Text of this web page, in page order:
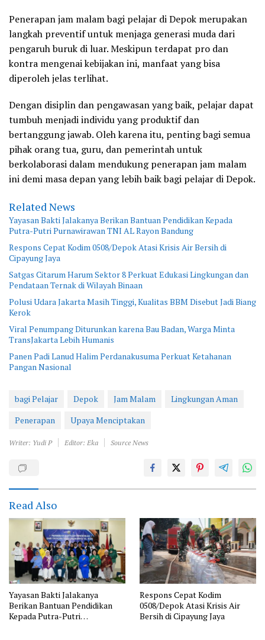
Penerapan jam malam bagi pelajar di Depok merupakan
langkah preventif untuk menjaga generasi muda dari
pengaruh buruk di luar. Meskipun terdapat pro dan
kontra mengenai kebijakan ini, manfaat yang bisa
diperoleh jelas terlihat.
Dengan disiplin dan pengawasan yang baik, pelajar dapat
tumbuh menjadi individu yang produktif dan
bertanggung jawab. Oleh karena itu, penting bagi semua
pihak orang tua, guru, dan pemerintah untuk
berkolaborasi dalam mendukung penerapan jam malam
ini demi masa depan yang lebih baik bagi pelajar di Depok.
Related News
Yayasan Bakti Jalakanya Berikan Bantuan Pendidikan Kepada
Putra-Putri Purnawirawan TNI AL Rayon Bandung
Respons Cepat Kodim 0508/Depok Atasi Krisis Air Bersih di
Cipayung Jaya
Satgas Citarum Harum Sektor 8 Perkuat Edukasi Lingkungan dan
Pendataan Ternak di Wilayah Binaan
Polusi Udara Jakarta Masih Tinggi, Kualitas BBM Disebut Jadi Biang
Kerok
Viral Penumpang Diturunkan karena Bau Badan, Warga Minta
TransJakarta Lebih Humanis
Panen Padi Lanud Halim Perdanakusuma Perkuat Ketahanan
Pangan Nasional
bagi Pelajar Depok Jam Malam
Lingkungan Aman
Penerapan
Upaya Menciptakan
Writer: Yudi P Editor: Eka Source News
Read Also
Yayasan Bakti Jalakanya
Berikan Bantuan Pendidikan
Kepada Putra-Putri
Respons Cepat Kodim
0508/Depok Atasi Krisis Air
Bersih di Cipayung Jaya